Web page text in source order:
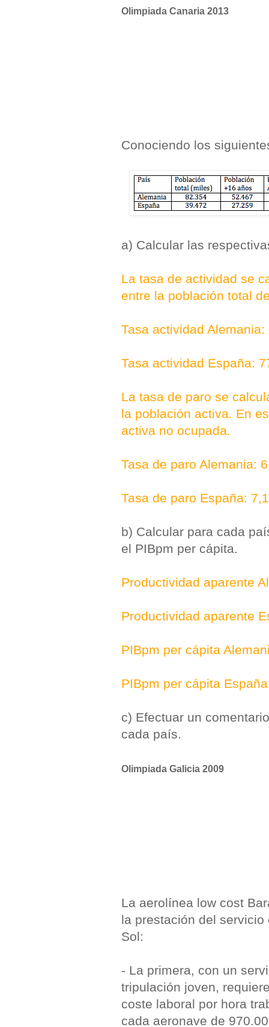
Olimpiada Canaria 2013
Conociendo los
a) Calcular las
La tasa de actividad se
entre la población total
Tasa actividad Alemania:
Tasa actividad España:
La tasa de paro se
la población activa. En
activa no ocupada.
Tasa de paro Alemania:
Tasa de paro España:
b) Calcular para cada
el PIBpm per cápita.
Productividad aparente
Productividad aparente
PIBpm per cápita
PIBpm per cápita
c) Efectuar un
cada país.
Olimpiada Galicia 2009
La aerolínea low cost
la prestación del
Sol:
- La primera, con un
tripulación joven,
coste laboral por hora
cada aeronave de